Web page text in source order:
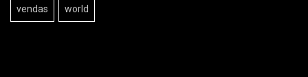
vendas world